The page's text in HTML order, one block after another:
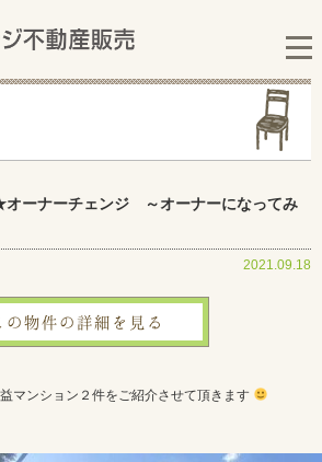
ーナーチェンジ ～オーナーになってみ
2021.09.18
の物件の詳細を見る
マンション２件をご紹介させて頂きます